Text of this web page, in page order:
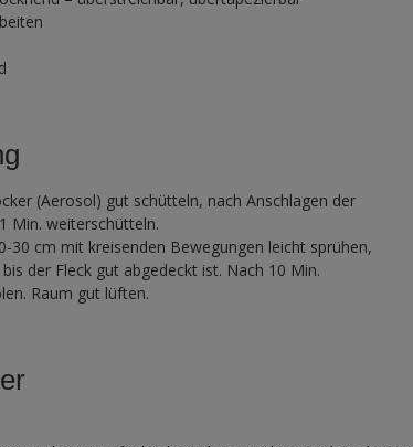
(Aerosol) gut schütteln, nach Anschlagen der
Min. weiterschütteln.
30 cm mit kreisenden Bewegungen leicht sprühen,
der Fleck gut abgedeckt ist. Nach 10 Min.
Raum gut lüften.